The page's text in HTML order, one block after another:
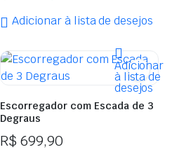
Adicionar à lista de desejos
Adicionar
à lista de
desejos
Escorregador com Escada de 3
Degraus
R$ 699,90